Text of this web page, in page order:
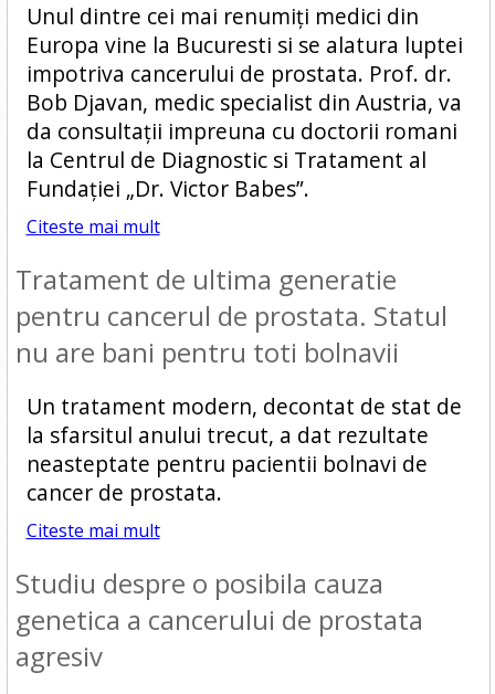
Unul dintre cei mai renumiţi medici din
Europa vine la Bucuresti si se alatura luptei
impotriva cancerului de prostata. Prof. dr.
Bob Djavan, medic specialist din Austria, va
da consultaţii impreuna cu doctorii romani
la Centrul de Diagnostic si Tratament al
Fundației „Dr. Victor Babes”.
Citeste mai mult
Tratament de ultima generatie
pentru cancerul de prostata. Statul
nu are bani pentru toti bolnavii
Un tratament modern, decontat de stat de
la sfarsitul anului trecut, a dat rezultate
neasteptate pentru pacientii bolnavi de
cancer de prostata.
Citeste mai mult
Studiu despre o posibila cauza
genetica a cancerului de prostata
agresiv